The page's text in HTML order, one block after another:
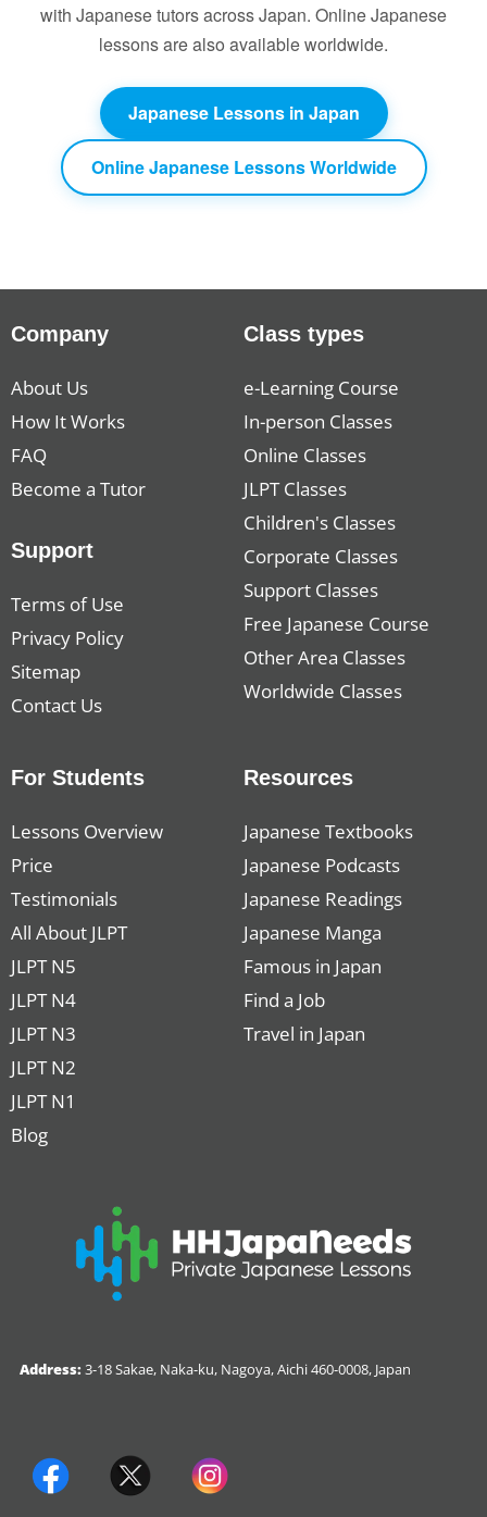
with Japanese tutors across Japan. Online Japanese
lessons are also available worldwide.
Japanese Lessons in Japan
Online Japanese Lessons Worldwide
Company
About Us
How It Works
FAQ
Become a Tutor
Support
Terms of Use
Privacy Policy
Sitemap
Contact Us
Class types
e-Learning Course
In-person Classes
Online Classes
JLPT Classes
Children's Classes
Corporate Classes
Support Classes
Free Japanese Course
Other Area Classes
Worldwide Classes
For Students
Lessons Overview
Price
Testimonials
All About JLPT
JLPT N5
JLPT N4
JLPT N3
JLPT N2
JLPT N1
Blog
Resources
Japanese Textbooks
Japanese Podcasts
Japanese Readings
Japanese Manga
Famous in Japan
Find a Job
Travel in Japan
Address:3-18 Sakae, Naka-ku, Nagoya, Aichi 460-0008, Japan